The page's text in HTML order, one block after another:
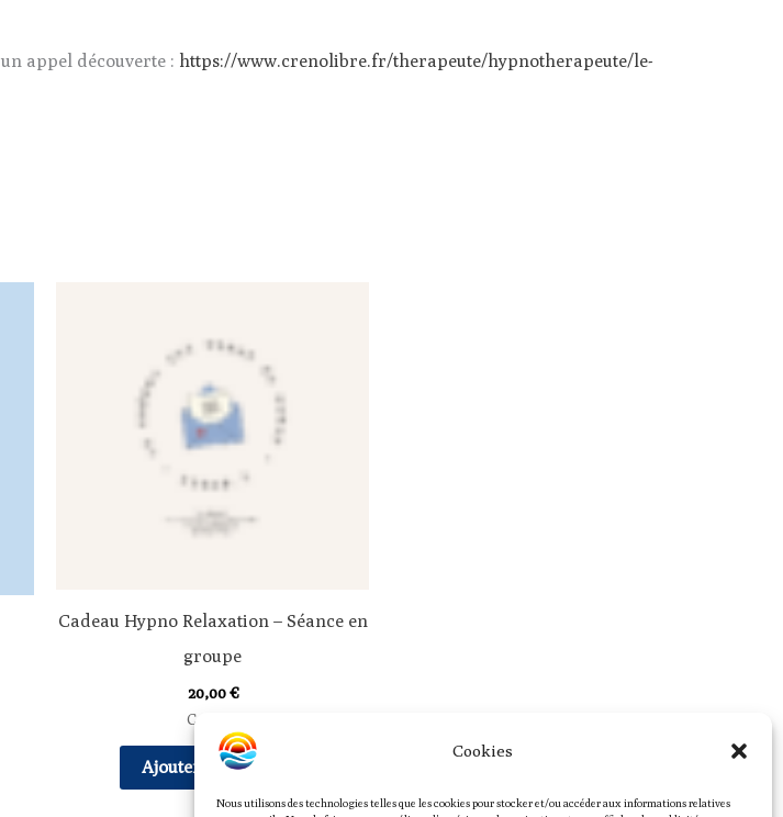
Cookies
Nous utilisons des technologies telles que les cookies pour stocker et/ou accéder aux informations relatives
appel découverte : https://www.crenolibre.fr/therapeute/hypnotherapeute/le-
Cadeau Hypno Relaxation – Séance en
groupe
20,00€
Cadeau
Ajouter au panier